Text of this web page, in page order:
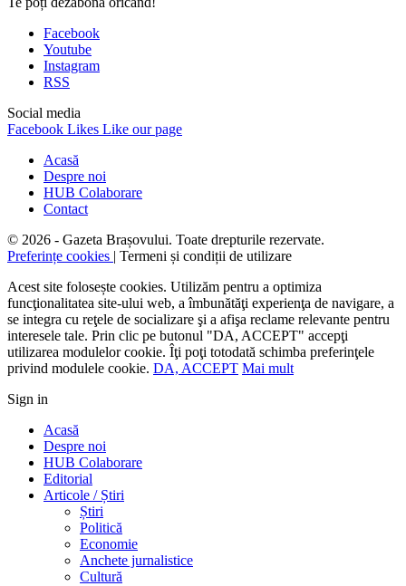
Facebook
Youtube
Instagram
RSS
Social media
Facebook Likes Like our page
Acasă
Despre noi
HUB Colaborare
Contact
© 2026 - Gazeta Brașovului. Toate drepturile rezervate.
Preferințe cookies | Termeni și condiții de utilizare
Acest site folosește cookies. Utilizăm pentru a optimiza
funcţionalitatea site-ului web, a îmbunătăţi experienţa de navigare, a
se integra cu reţele de socializare şi a afişa reclame relevante pentru
interesele tale. Prin clic pe butonul "DA, ACCEPT" accepţi
utilizarea modulelor cookie. Îţi poţi totodată schimba preferinţele
privind modulele cookie. DA, ACCEPT Mai mult
Sign in
Acasă
Despre noi
HUB Colaborare
Editorial
Articole / Știri
Știri
Politică
Economie
Anchete jurnalistice
Cultură